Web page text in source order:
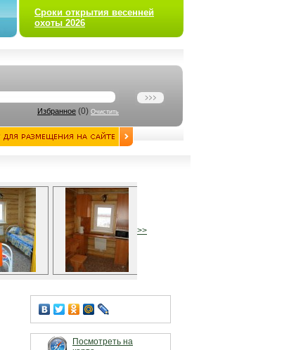
Сроки открытия весенней
охоты 2026
Избранное (0) Очистить
>>
Посмотреть на